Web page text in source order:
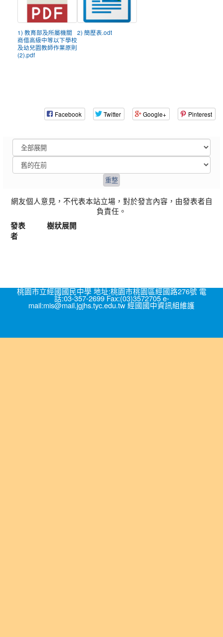
1) 教育部及所屬機關
商借高級中等以下學校
及幼兒園教師作業原則
(2).pdf
2) 簡歷表.odt
Facebook Twitter Google+ Pinterest
網友個人意見，不代表本站立場，對於發言內容，由發表者自
負責任。
發表
者
樹狀展開
桃園市立經國國民中學 地址:桃園市桃園區經國路276號 電
話:03-357-2699 Fax:(03)3572705 e-
mail:mis@mail.jgjhs.tyc.edu.tw 經國國中資訊組維護